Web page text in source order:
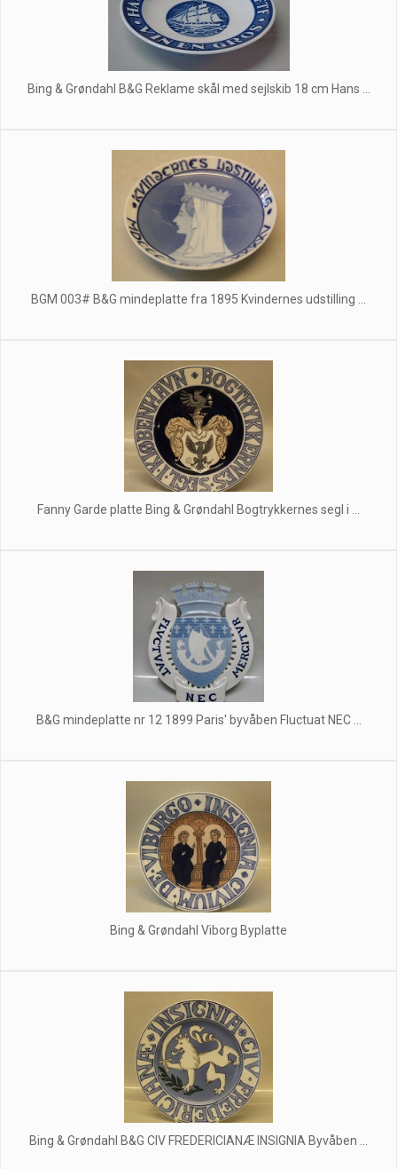
Bing & Grøndahl B&G Reklame skål med sejlskib 18 cm Hans ...
BGM 003# B&G mindeplatte fra 1895 Kvindernes udstilling ...
Fanny Garde platte Bing & Grøndahl Bogtrykkernes segl i ...
B&G mindeplatte nr 12 1899 Paris' byvåben Fluctuat NEC ...
Bing & Grøndahl Viborg Byplatte
Bing & Grøndahl B&G CIV FREDERICIANÆ INSIGNIA Byvåben ...